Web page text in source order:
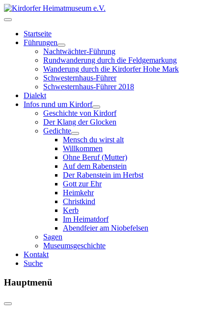
Startseite
Führungen
Nachtwächter-Führung
Rundwanderung durch die Feldgemarkung
Wanderung durch die Kirdorfer Hohe Mark
Schwesternhaus-Führer
Schwesternhaus-Führer 2018
Dialekt
Infos rund um Kirdorf
Geschichte von Kirdorf
Der Klang der Glocken
Gedichte
Mensch du wirst alt
Willkommen
Ohne Beruf (Mutter)
Auf dem Rabenstein
Der Rabenstein im Herbst
Gott zur Ehr
Heimkehr
Christkind
Kerb
Im Heimatdorf
Abendfeier am Niobefelsen
Sagen
Museumsgeschichte
Kontakt
Suche
Hauptmenü